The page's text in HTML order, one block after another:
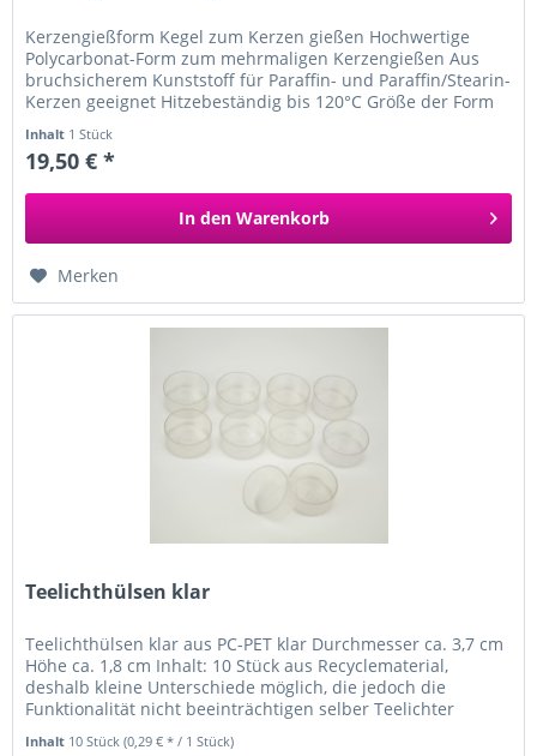
Kerzengießform Kegel zum Kerzen gießen Hochwertige
Polycarbonat-Form zum mehrmaligen Kerzengießen Aus
bruchsicherem Kunststoff für Paraffin- und Paraffin/Stearin-
Kerzen geeignet Hitzebeständig bis 120°C Größe der Form
Inhalt 1 Stück
19,50 € *
In den Warenkorb
Merken
Teelichthülsen klar
Teelichthülsen klar aus PC-PET klar Durchmesser ca. 3,7 cm
Höhe ca. 1,8 cm Inhalt: 10 Stück aus Recyclematerial,
deshalb kleine Unterschiede möglich, die jedoch die
Funktionalität nicht beeinträchtigen selber Teelichter
Inhalt 10 Stück(0,29 € * / 1 Stück)